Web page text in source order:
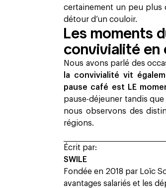
certainement un peu plus
détour d’un couloir.
Les moments
convivialité en
Nous avons parlé des
la convivialité vit
pause café est LE
pause-déjeuner tandis
nous observons des
régions.
Écrit par:
SWILE
Fondée en 2018 par Loïc
avantages salariés et les